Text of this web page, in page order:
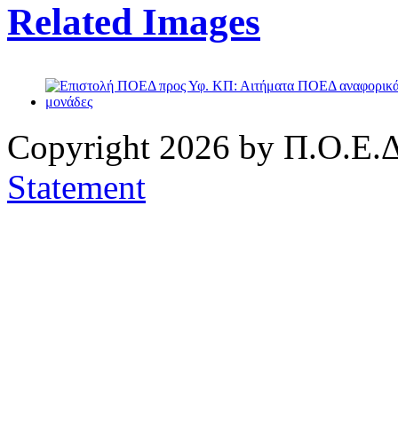
Related Images
Copyright 2026 by
Statement